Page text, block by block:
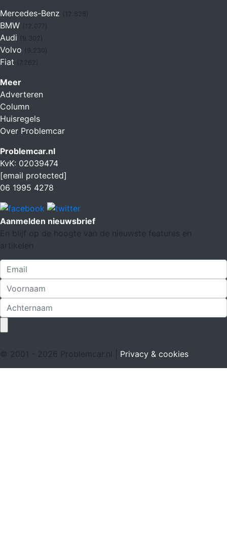
Mercedes-Benz
BMW
Audi
Volvo
Fiat (7.262)
Meer
Adverteren
Column
Huisregels
Over Problemcar
Problemcar.nl
KvK: 02039474
[email protected]
06 1995 4278
Aanmelden nieuwsbrief
En blijf op de hoogte van de nieuwste features en
artikelen
© 2001 - 2026 Problemcar.nl | Privacy & cookies